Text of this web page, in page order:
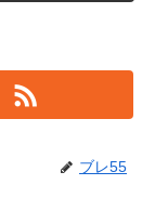
ブレ55